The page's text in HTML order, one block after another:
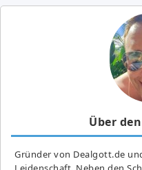
Über
Gründer von Dealgott.de